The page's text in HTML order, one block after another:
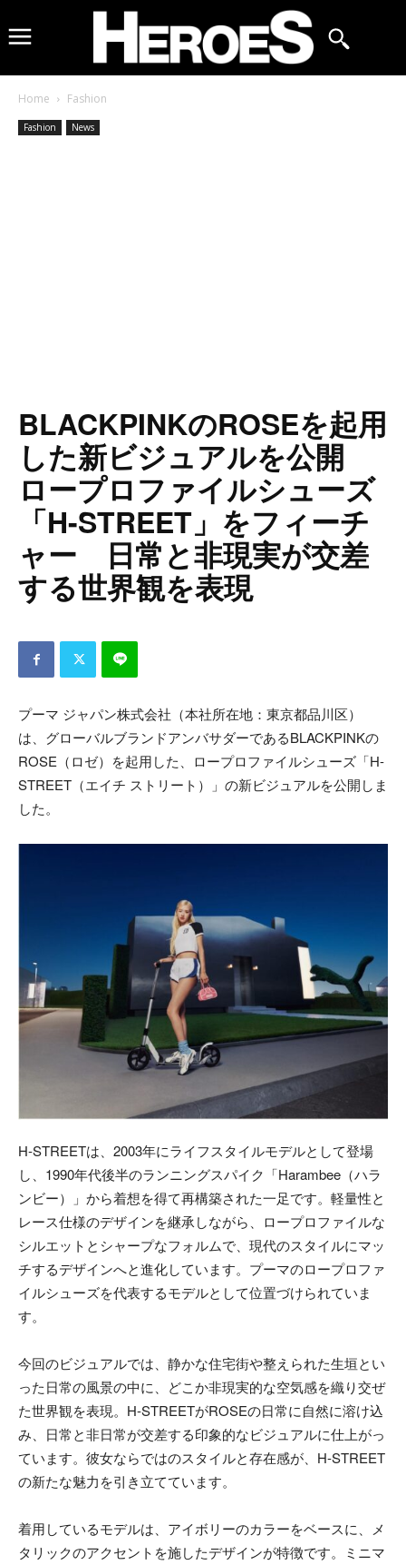
Home Fashion
Fashion News
BLACKPINKのROSEを起用
した新ビジュアルを公開
ロープロファイルシューズ
「H-STREET」をフィーチ
ャー 日常と非現実が交差
する世界観を表現
プーマ ジャパン株式会社（本社所在地：東京都品川区）
は、グローバルブランドアンバサダーであるBLACKPINKの
ROSE（ロゼ）を起用した、ロープロファイルシューズ「H-
STREET（エイチ ストリート）」の新ビジュアルを公開しま
した。
H-STREETは、2003年にライフスタイルモデルとして登場
し、1990年代後半のランニングスパイク「Harambee（ハラ
ンビー）」から着想を得て再構築された一足です。軽量性と
レース仕様のデザインを継承しながら、ロープロファイルな
シルエットとシャープなフォルムで、現代のスタイルにマッ
チするデザインへと進化しています。プーマのロープロファ
イルシューズを代表するモデルとして位置づけられていま
す。
今回のビジュアルでは、静かな住宅街や整えられた生垣とい
った日常の風景の中に、どこか非現実的な空気感を織り交ぜ
た世界観を表現。H-STREETがROSEの日常に自然に溶け込
み、日常と非日常が交差する印象的なビジュアルに仕上がっ
ています。彼女ならではのスタイルと存在感が、H-STREET
の新たな魅力を引き立てています。
着用しているモデルは、アイボリーのカラーをベースに、メ
タリックのアクセントを施したデザインが特徴です。ミニマ